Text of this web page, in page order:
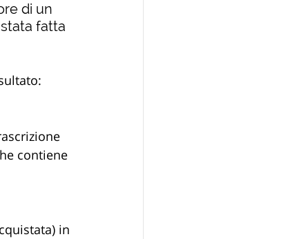
di un
fatta
contiene
in